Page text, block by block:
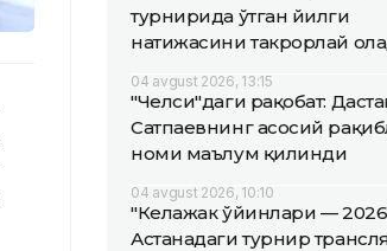
турнирида ўтган йилги
натижасини такрорлай
04 avgust 2026, 13:15
"Челси"даги рақобат:
Сатпаевнинг асосий
номи маълум қилинди
04 avgust 2026, 10:10
"Келажак ўйинлари —
Астанадаги турнир